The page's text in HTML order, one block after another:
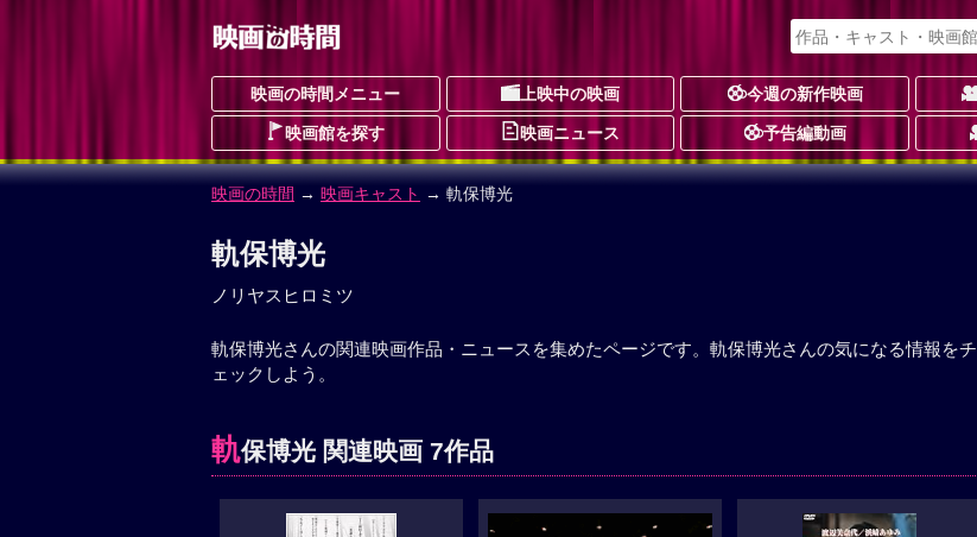
映画の時間メニュー 上映中の映画 今週の新作映画
映画館を探す 映画ニュース 予告編動画
映画の時間 → 映画キャスト → 軌保博光
軌保博光
ノリヤスヒロミツ
軌保博光さんの関連映画作品・ニュースを集めたページです。軌保博光さんの気になる情報をチ
ェックしよう。
軌保博光 関連映画 7作品